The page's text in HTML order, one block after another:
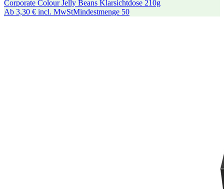
Corporate Colour Jelly Beans Klarsichtdose 210g
Ab 3,30 € incl. MwStMindestmenge 50